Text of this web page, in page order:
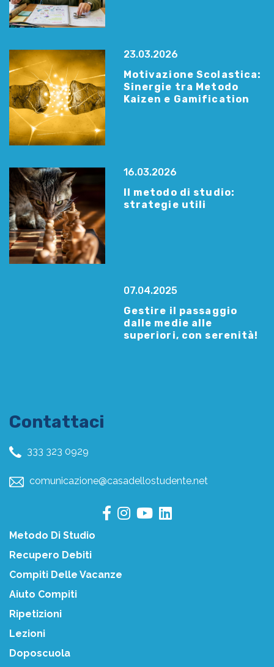
23.03.2026
Motivazione Scolastica:
Sinergie tra Metodo
Kaizen e Gamification
16.03.2026
Il metodo di studio:
strategie utili
07.04.2025
Gestire il passaggio
dalle medie alle
superiori, con serenità!
Contattaci
333 323 0929
comunicazione@casadellostudente.net
Metodo Di Studio
Recupero Debiti
Compiti Delle Vacanze
Aiuto Compiti
Ripetizioni
Lezioni
Doposcuola